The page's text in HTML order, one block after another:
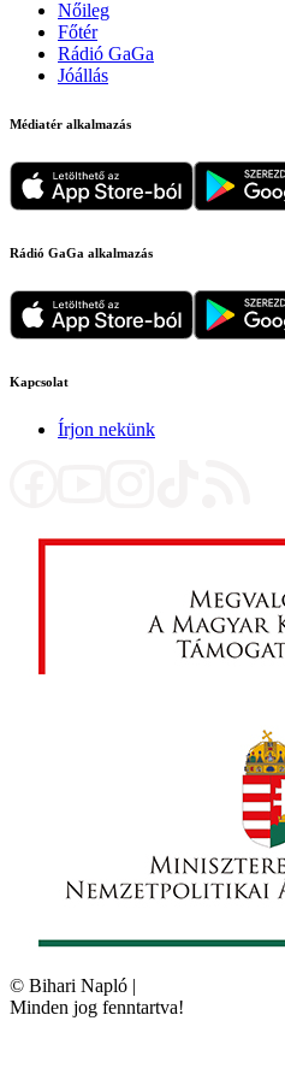
Nőileg
Főtér
Rádió GaGa
Jóállás
Médiatér alkalmazás
Rádió GaGa alkalmazás
Kapcsolat
Írjon nekünk
© Bihari Napló |
Minden jog fenntartva!